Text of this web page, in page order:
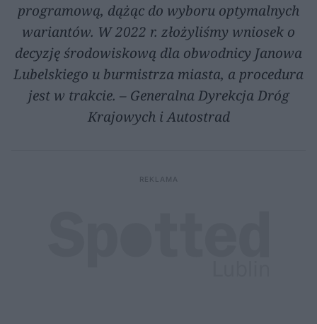
programową, dążąc do wyboru optymalnych
wariantów. W 2022 r. złożyliśmy wniosek o
decyzję środowiskową dla obwodnicy Janowa
Lubelskiego u burmistrza miasta, a procedura
jest w trakcie. – Generalna Dyrekcja Dróg
Krajowych i Autostrad